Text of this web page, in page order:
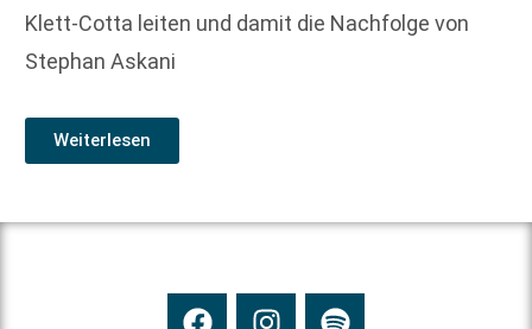
Klett-Cotta leiten und damit die Nachfolge von
Stephan Askani
Weiterlesen